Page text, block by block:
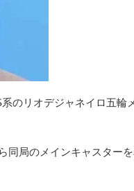
のリオデジャネイロ五輪
同局のメインキャスター